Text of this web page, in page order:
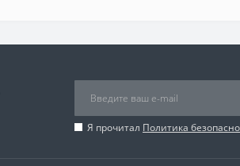
Я прочитал Политика